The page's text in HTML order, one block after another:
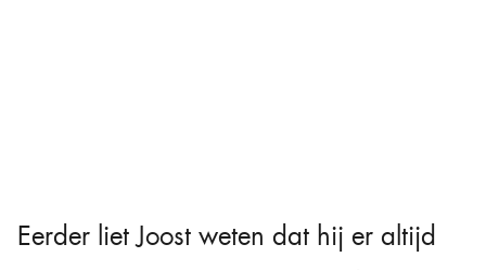
Eerder liet Joost weten dat hij er altijd